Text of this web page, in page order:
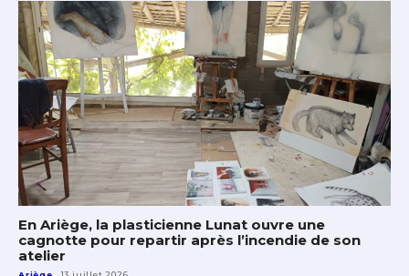
En Ariège, la plasticienne Lunat ouvre une
cagnotte pour repartir après l’incendie de son
atelier